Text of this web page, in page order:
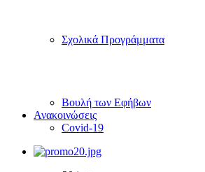
Σχολικά Προγράμματα
Βουλή των Εφήβων
Ανακοινώσεις
Covid-19